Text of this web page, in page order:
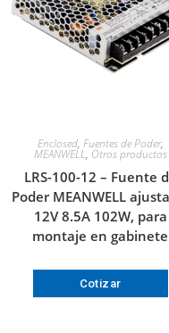
Enclosed, Fuentes de Poder,
MEANWELL, Otros productos
LRS-100-12 – Fuente
Poder MEANWELL
12V 8.5A 102W, para
montaje en gabinete
Cotizar